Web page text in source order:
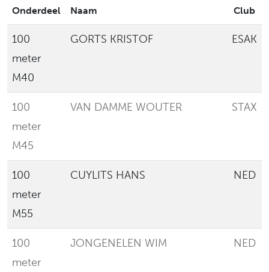
Onderdeel Naam Club
100
meter
M40
GORTS KRISTOF ESAK
100
meter
M45
VAN DAMME WOUTER STAX
100
meter
M55
CUYLITS HANS NED
100
meter
JONGENELEN WIM NED